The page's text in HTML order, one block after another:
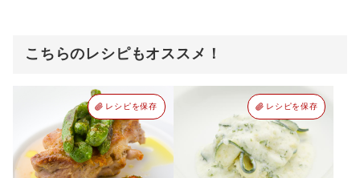
こちらのレシピもオススメ！
レシピを保存 レシピを保存